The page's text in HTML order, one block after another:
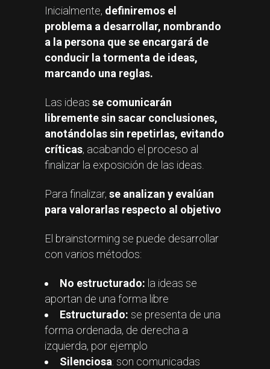
Inicialmente, definiremos el
problema a desarrollar, nombrando
a la persona que se encargará de
conducir la tormenta de ideas,
marcando una reglas.
Las ideas se comunicarán
libremente sin sacar conclusiones,
anotándolas sin repetirlas, evitando
críticas, acabando el proceso al
finalizar la exposición de las ideas.
Para finalizar, se analizan y evalúan
para valorarlas respecto al objetivo
El brainstorming se puede desarrollar
con varios métodos:
No estructurado: la ideas se
aportan de una forma libre
Estructurado: se presenta de una
forma ordenada, de derecha a
izquierda, por ejemplo
Silenciosa: son comunicadas